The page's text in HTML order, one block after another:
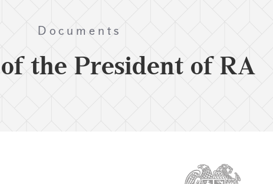
Documents
the President of RA